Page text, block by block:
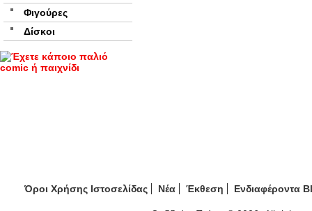
Φιγούρες
Δίσκοι
Όροι Χρήσης Ιστοσελίδας Νέα Έκθεση Ενδιαφέροντα